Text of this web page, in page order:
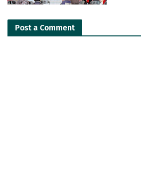
Post a Comment